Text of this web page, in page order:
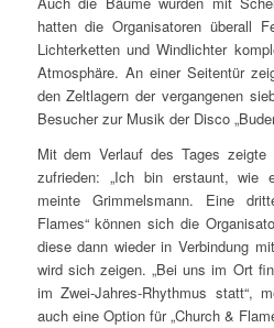
hatten die Organisatoren überall
Lichterketten und Windlichter
Atmosphäre. An einer Seitentür
den Zeltlagern der vergangenen
Besucher zur Musik der Disco
Mit dem Verlauf des Tages zeigte
zufrieden: „Ich bin erstaunt, wie
meinte Grimmelsmann. Eine
Flames“ können sich die
diese dann wieder in Verbindung
wird sich zeigen. „Bei uns im Ort
im Zwei-Jahres-Rhythmus statt“,
auch eine Option für „Church &